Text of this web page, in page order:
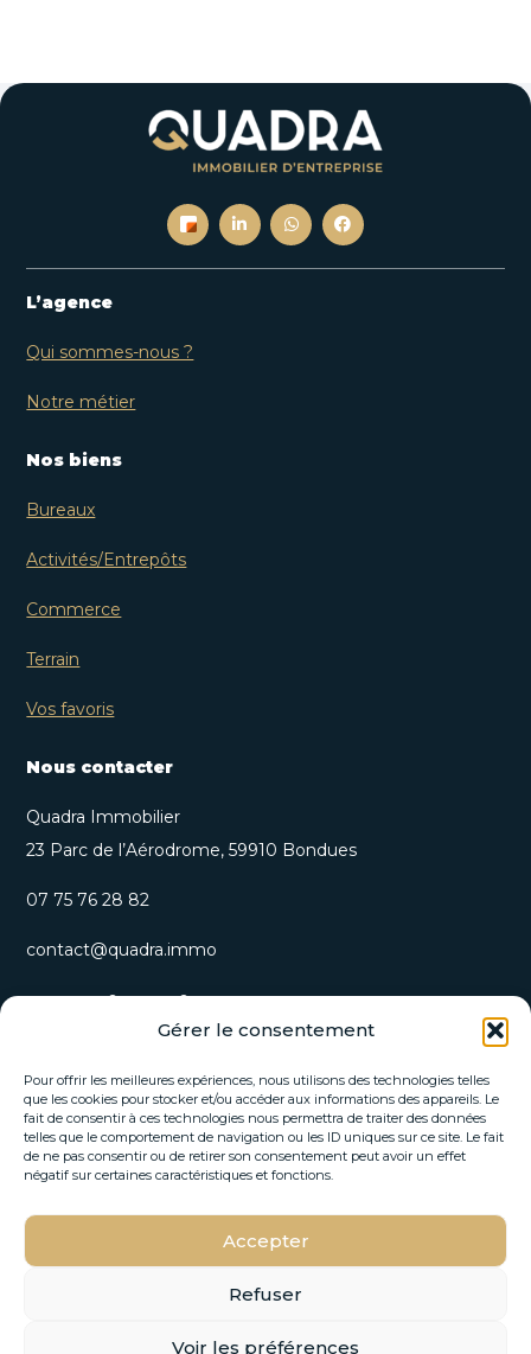
Gérer le consentement
Pour offrir les meilleures expériences, nous utilisons des technologies telles
que les cookies pour stocker et/ou accéder aux informations des appareils. Le
fait de consentir à ces technologies nous permettra de traiter des données
telles que le comportement de navigation ou les ID uniques sur ce site. Le fait
de ne pas consentir ou de retirer son consentement peut avoir un effet
négatif sur certaines caractéristiques et fonctions.
Accepter
Refuser
Voir les préférences
L’agence
Qui sommes-nous ?
Notre métier
Nos biens
Bureaux
Activités/Entrepôts
Commerce
Terrain
Vos favoris
Nous contacter
Quadra Immobilier
23 Parc de l’Aérodrome, 59910 Bondues
07 75 76 28 82
contact@quadra.immo
S’inscrire à notre newsletter
Recevez nos opportunités immobilières et actualités
directement par email.
E
-
m
i
*
E
-
a